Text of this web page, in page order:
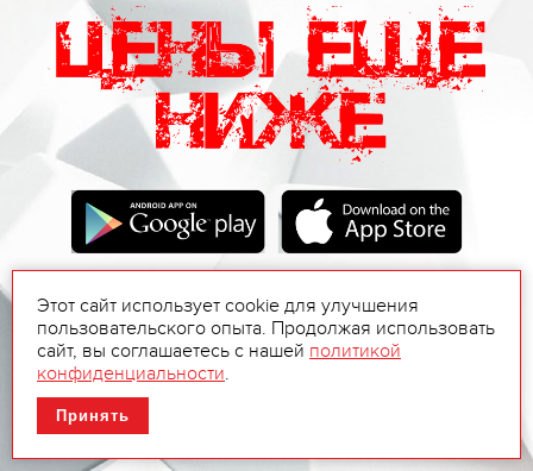
Этот сайт использует cookie для улучшения
пользовательского опыта. Продолжая использовать
сайт, вы соглашаетесь с нашей политикой
конфиденциальности.
Принять